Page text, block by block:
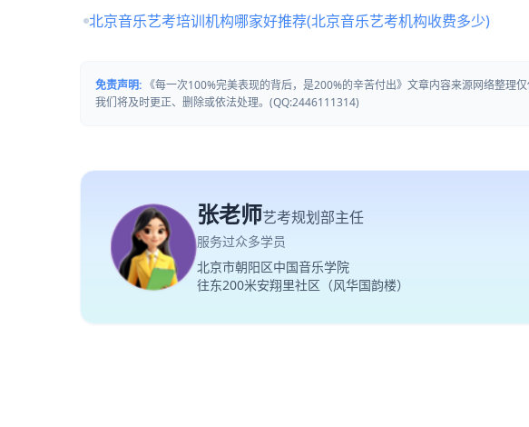
北京音乐艺考培训机构哪家好推荐(北京音乐艺考机构收费多少)
免责声明: 《每一次100%完美表现的背后，是200%的辛苦付出》文章内容来源网络整理
我们将及时更正、删除或依法处理。(QQ:2446111314)
张老师艺考规划部主任
服务过众多学员
北京市朝阳区中国音乐学院
往东200米安翔里社区（风华国韵楼）